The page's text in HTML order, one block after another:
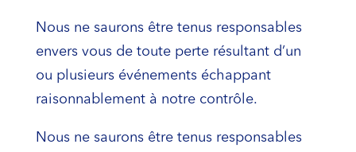
Nous ne saurons être tenus responsables
envers vous de toute perte résultant d’un
ou plusieurs événements échappant
raisonnablement à notre contrôle.
Nous ne saurons être tenus responsables